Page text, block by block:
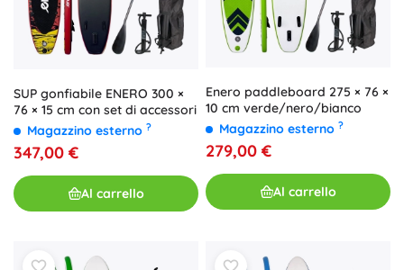
SUP gonfiabile ENERO 300 ×
76 × 15 cm con set di accessori
Magazzino esterno ?
347,00 €
Al carrello
Enero paddleboard 275 × 76 ×
10 cm verde/nero/bianco
Magazzino esterno ?
279,00 €
Al carrello